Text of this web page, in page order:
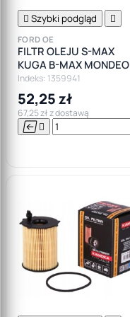
 Szybki podgląd 
FORD OE
FILTR OLEJU S-MAX
KUGA B-MAX MONDEO
FOCUS 1.6 TDCI
Indeks: 1359941
52,25 zł
67,25 zł z dostawą
 